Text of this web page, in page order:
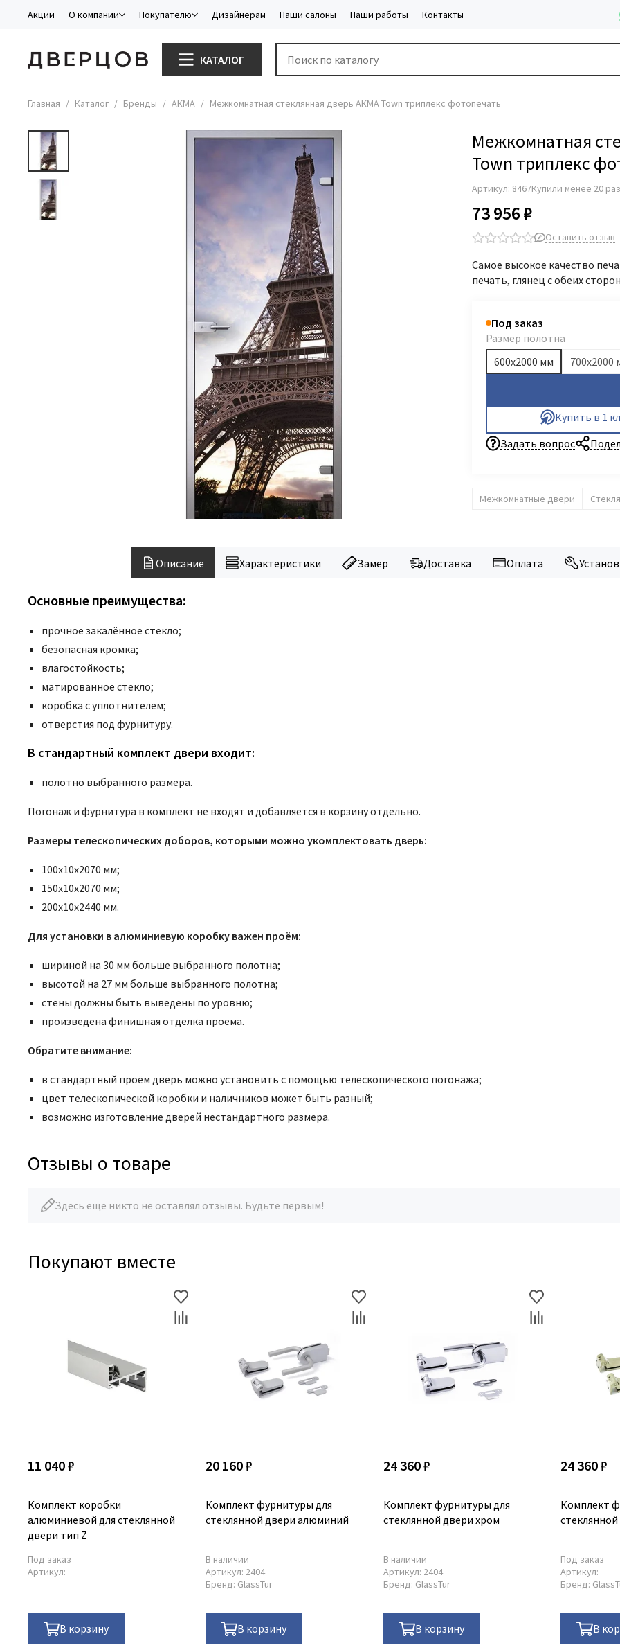
Акции О компании Покупателю Дизайнерам Наши салоны Наши работы Контакты
КАТАЛОГ
Главная Каталог Бренды АКМА Межкомнатная стеклянная дверь АКМА Town триплекс фотопечать
Межкомнатная
Town триплекс
Артикул: 8467Купили менее 20 раз
73 956 ₽
Оставить отзыв
Самое высокое качество
печать, глянец с обеих
Под заказ
Размер полотна
600х2000 мм
700х2000
Купить в 1
Задать вопрос
Межкомнатные двери
Описание Характеристики Замер Доставка Оплата
Основные преимущества:
прочное закалённое стекло;
безопасная кромка;
влагостойкость;
матированное стекло;
коробка с уплотнителем;
отверстия под фурнитуру.
В стандартный комплект двери входит:
полотно выбранного размера.
Погонаж и фурнитура в комплект не входят и добавляется в корзину отдельно.
Размеры телескопических доборов, которыми можно укомплектовать дверь:
100х10х2070 мм;
150х10х2070 мм;
200х10х2440 мм.
Для установки в алюминиевую коробку важен проём:
шириной на 30 мм больше выбранного полотна;
высотой на 27 мм больше выбранного полотна;
стены должны быть выведены по уровню;
произведена финишная отделка проёма.
Обратите внимание:
в стандартный проём дверь можно установить с помощью телескопического погонажа;
цвет телескопической коробки и наличников может быть разный;
возможно изготовление дверей нестандартного размера.
Отзывы о товаре
Здесь еще никто не оставлял отзывы. Будьте первым!
Покупают вместе
11 040 ₽
Комплект коробки
алюминиевой для стеклянной
двери тип Z
Под заказ
Артикул:
В корзину
20 160 ₽
Комплект фурнитуры для
стеклянной двери алюминий
В наличии
Артикул: 2404
Бренд: GlassTur
В корзину
24 360 ₽
Комплект фурнитуры для
стеклянной двери хром
В наличии
Артикул: 2404
Бренд: GlassTur
В корзину
24 360 ₽
Комплект
Под заказ
Артикул:
Бренд:
В